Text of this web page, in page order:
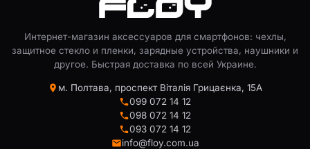
Интернет-магазин аксессуаров для смартфонов: чехлы,
защитное стекло и пленки, зарядные устройства, наушники и
другое. Быстрая доставка по всей Украине.
м. Полтава, проспект Віталія Грицаєнка, 15А
099 072 14 12
098 072 14 12
093 072 14 12
info@floy.com.ua